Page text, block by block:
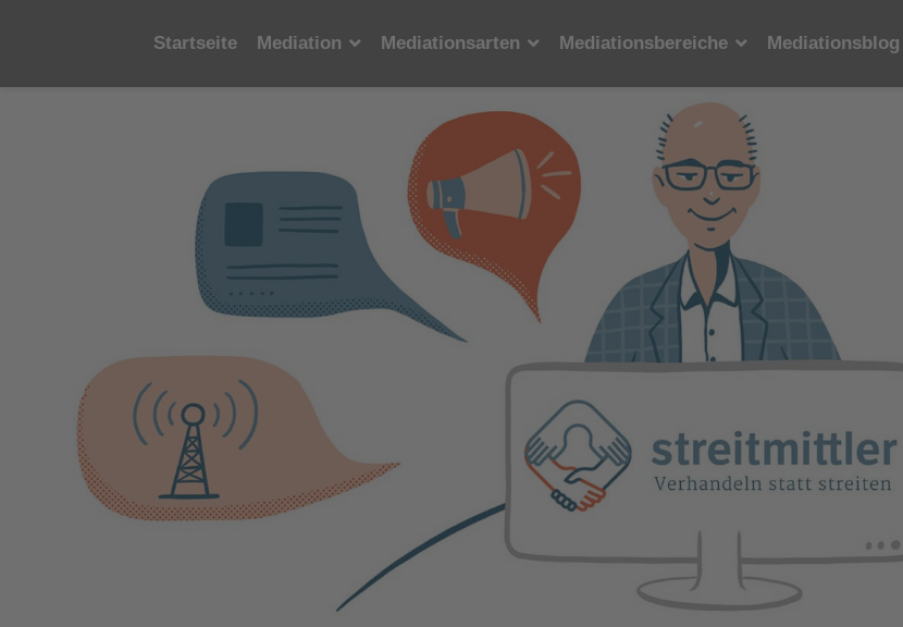
Startseite Mediation Mediationsarten Mediationsbereiche Mediationsblog